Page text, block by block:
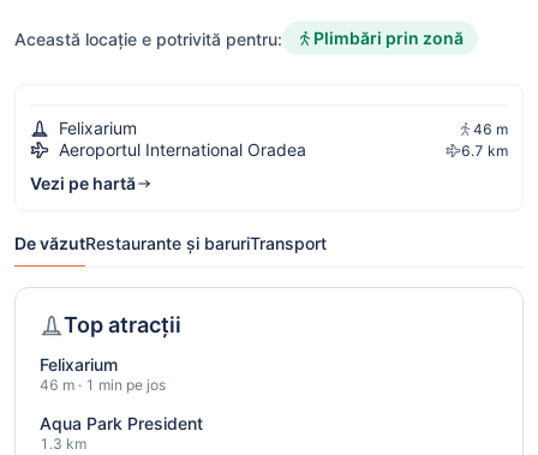
Această locație e potrivită pentru: Plimbări prin zonă
Felixarium 46 m
Aeroportul International Oradea 6.7 km
Vezi pe hartă
De văzutRestaurante și baruriTransport
Top atracții
Felixarium
46 m · 1 min pe jos
Aqua Park President
1.3 km